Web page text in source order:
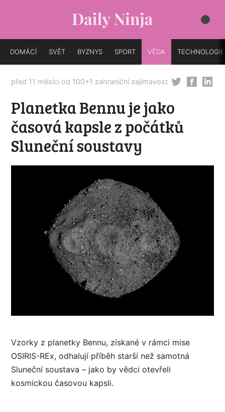
DOMÁCÍ SVĚT BYZNYS SPORT VĚDA TECHNOLOGIE
před 11 měsíci od 100+1 zahraniční zajímavost
Planetka Bennu je jako
časová kapsle z počátků
Sluneční soustavy
Vzorky z planetky Bennu, získané v rámci mise
OSIRIS-REx, odhalují příběh starší než samotná
Sluneční soustava – jako by vědci otevřeli
kosmickou časovou kapsli.